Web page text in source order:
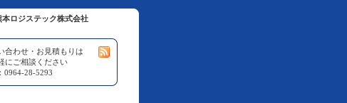
ロジステック株式会社
合わせ・お見積もりは
にご相談ください
0964-28-5293